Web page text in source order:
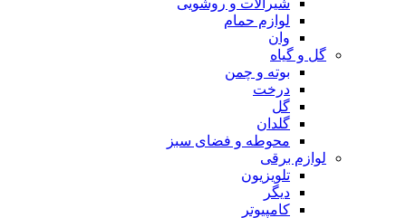
شیرآلات و روشویی
لوازم حمام
وان
گل و گیاه
بوته و چمن
درخت
گل
گلدان
محوطه و فضای سبز
لوازم برقی
تلویزیون
دیگر
کامپیوتر